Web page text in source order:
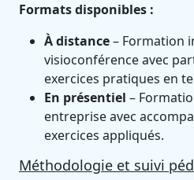
Formats disponibles :
À distance– Formation
visioconférence avec
exercices pratiques en
En présentiel –
entreprise avec
exercices appliqués.
Méthodologie et suivi